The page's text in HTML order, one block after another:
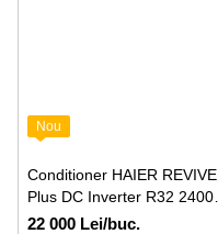
Nou
Conditioner HAIER REVIVE
Plus DC Inverter R32 24000
BTU
22 000 Lei/buc.